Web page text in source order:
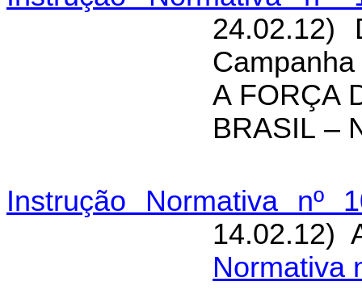
24.02.12)
A FORÇA
BRASIL –
Instrução Normativa nº
Normativa